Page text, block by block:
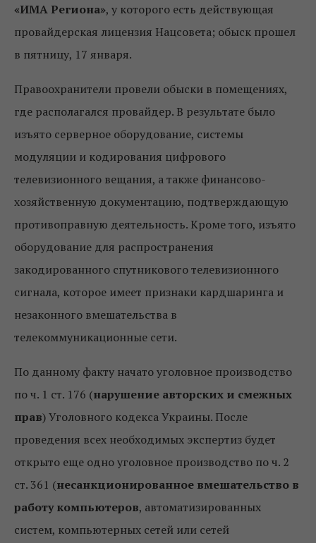
«ИМА Региона», у которого есть действующая
провайдерская лицензия Нацсовета; обыск прошел
в пятницу, 17 января.
Правоохранители провели обыски в помещениях,
где располагался провайдер. В результате было
изъято серверное оборудование, системы
модуляции и кодирования цифрового
телевизионного вещания, а также финансово-
хозяйственную документацию, подтверждающую
противоправную деятельность. Кроме того, изъято
оборудование для распространения
закодированного спутникового телевизионного
сигнала, которое имеет признаки кардшаринга и
незаконного вмешательства в
телекоммуникационные сети.
По данному факту начато уголовное производство
по ч. 1 ст. 176 (нарушение авторских и смежных
прав) Уголовного кодекса Украины. После
проведения всех необходимых экспертиз будет
открыто еще одно уголовное производство по ч. 2
ст. 361 (несанкционированное вмешательство в
работу компьютеров, автоматизированных
систем, компьютерных сетей или сетей